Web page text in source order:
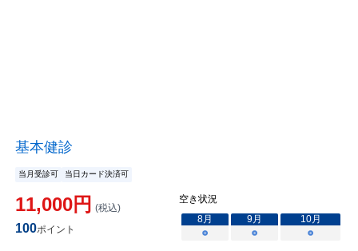
基本健診
当月受診可 当日カード決済可
11,000円 (税込)
100ポイント
空き状況
8月 9月 10月
○
○ ○